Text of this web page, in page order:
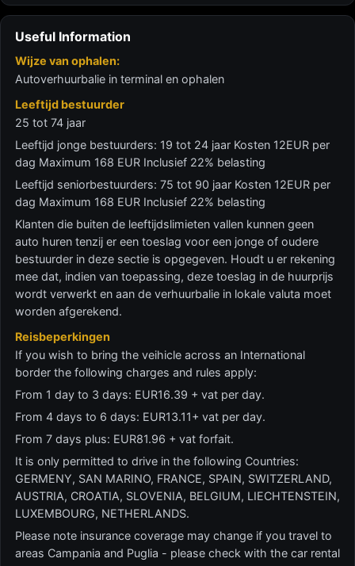
Useful Information
Wijze van ophalen:
Autoverhuurbalie in terminal en ophalen
Leeftijd bestuurder
25 tot 74 jaar
Leeftijd jonge bestuurders: 19 tot 24 jaar Kosten 12EUR per
dag Maximum 168 EUR Inclusief 22% belasting
Leeftijd seniorbestuurders: 75 tot 90 jaar Kosten 12EUR per
dag Maximum 168 EUR Inclusief 22% belasting
Klanten die buiten de leeftijdslimieten vallen kunnen geen
auto huren tenzij er een toeslag voor een jonge of oudere
bestuurder in deze sectie is opgegeven. Houdt u er rekening
mee dat, indien van toepassing, deze toeslag in de huurprijs
wordt verwerkt en aan de verhuurbalie in lokale valuta moet
worden afgerekend.
Reisbeperkingen
If you wish to bring the veihicle across an International
border the following charges and rules apply:
From 1 day to 3 days: EUR16.39 + vat per day.
From 4 days to 6 days: EUR13.11+ vat per day.
From 7 days plus: EUR81.96 + vat forfait.
It is only permitted to drive in the following Countries:
GERMENY, SAN MARINO, FRANCE, SPAIN, SWITZERLAND,
AUSTRIA, CROATIA, SLOVENIA, BELGIUM, LIECHTENSTEIN,
LUXEMBOURG, NETHERLANDS.
Please note insurance coverage may change if you travel to
areas Campania and Puglia - please check with the car rental